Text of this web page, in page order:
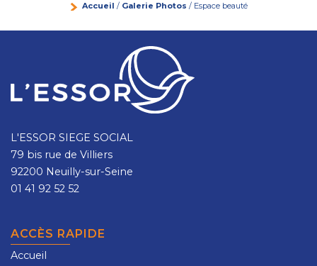
Accueil / Galerie Photos / Espace beauté
L'ESSOR SIEGE SOCIAL
79 bis rue de Villiers
92200 Neuilly-sur-Seine
01 41 92 52 52
ACCÈS RAPIDE
Accueil